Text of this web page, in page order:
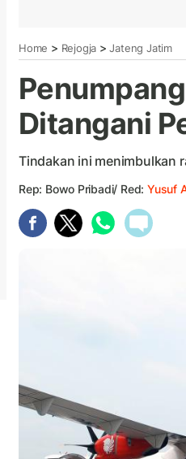
Home > Rejogja > Jateng Jatim
Ditangani
Tindakan ini menimbulkan
Rep: Bowo Pribadi/ Red: Yusuf